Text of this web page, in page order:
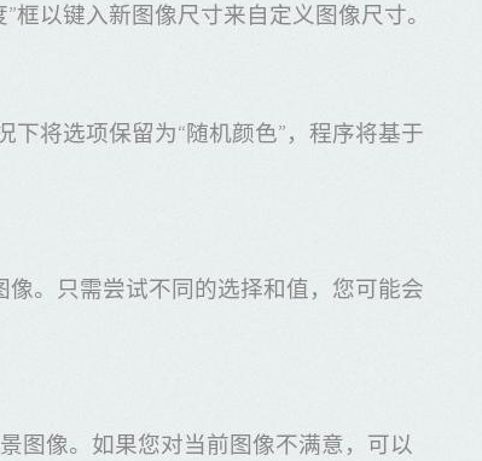
以键入新图像尺寸来自定义图像尺寸。
下将选项保留为“随机颜色”，程序将基于
像。只需尝试不同的选择和值，您可能会
图像。如果您对当前图像不满意，可以